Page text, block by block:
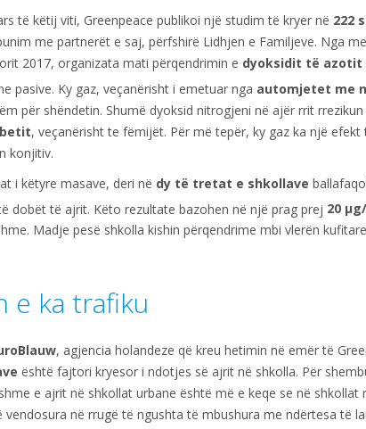
të këtij viti, Greenpeace publikoi një studim të kryer në 222
me partnerët e saj, përfshirë Lidhjen e Familjeve. Nga
2017, organizata mati përqendrimin e dyoksidit të azotit
pasive. Ky gaz, veçanërisht i emetuar nga automjetet me
për shëndetin. Shumë dyoksid nitrogjeni në ajër rrit rrezikun
, veçanërisht te fëmijët. Për më tepër, ky gaz ka një efekt
konjitiv.
i këtyre masave, deri në dy të tretat e shkollave
dobët të ajrit. Këto rezultate bazohen në një prag prej 20
Madje pesë shkolla kishin përqendrime mbi vlerën
e ka trafiku
, agjencia holandeze që kreu hetimin në emër të
është fajtori kryesor i ndotjes së ajrit në shkolla. Për
e ajrit në shkollat urbane është më e keqe se në shkollat
vendosura në rrugë të ngushta të mbushura me ndërtesa të